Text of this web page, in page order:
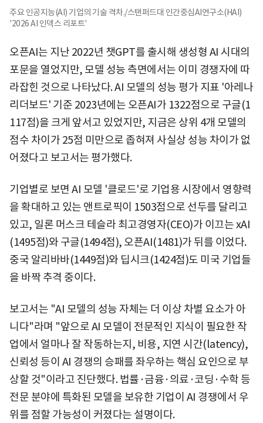
주요 인공지능(AI) 기업의 기술 격차./스탠퍼드대 인간중심AI연구소(HAI)
'2026 AI 인덱스 리포트'
오픈AI는 지난 2022년 챗GPT를 출시해 생성형 AI 시대의
포문을 열었지만, 모델 성능 측면에서는 이미 경쟁자에 따
라잡힌 것으로 나타났다. AI 모델의 성능 평가 지표 '아레나
리더보드' 기준 2023년에는 오픈AI가 1322점으로 구글(1
117점)을 크게 앞서고 있었지만, 지금은 상위 4개 모델의
점수 차이가 25점 미만으로 좁혀져 사실상 성능 차이가 없
어졌다고 보고서는 평가했다.
기업별로 보면 AI 모델 '클로드'로 기업용 시장에서 영향력
을 확대하고 있는 앤트로픽이 1503점으로 선두를 달리고
있고, 일론 머스크 테슬라 최고경영자(CEO)가 이끄는 xAI
(1495점)와 구글(1494점), 오픈AI(1481)가 뒤를 이었다.
중국 알리바바(1449점)와 딥시크(1424점)도 미국 기업들
을 바짝 추격 중이다.
보고서는 "AI 모델의 성능 자체는 더 이상 차별 요소가 아
니다"라며 "앞으로 AI 모델이 전문적인 지식이 필요한 작
업에서 얼마나 잘 작동하는지, 비용, 지연 시간(latency),
신뢰성 등이 AI 경쟁의 승패를 좌우하는 핵심 요인으로 부
상할 것"이라고 진단했다. 법률·금융·의료·코딩·수학 등
전문 분야에 특화된 모델을 보유한 기업이 AI 경쟁에서 우
위를 점할 가능성이 커졌다는 설명이다.